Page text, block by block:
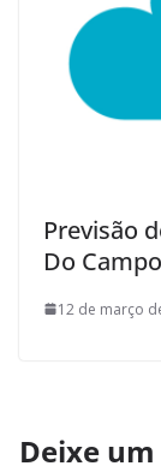
Previsão
Do
12 de março
Deixe